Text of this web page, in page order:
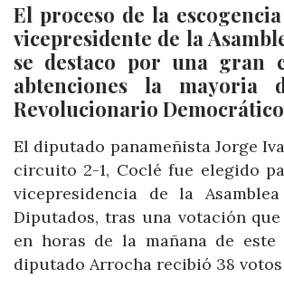
El proceso de la
vicepresidente de la
se destaco por una gran
abtenciones la mayoria
Revolucionario Democrático
El diputado panameñista Jorge
circuito 2-1, Coclé fue elegido
vicepresidencia de la
Diputados, tras una votación
en horas de la mañana de
diputado Arrocha recibió 38 votos